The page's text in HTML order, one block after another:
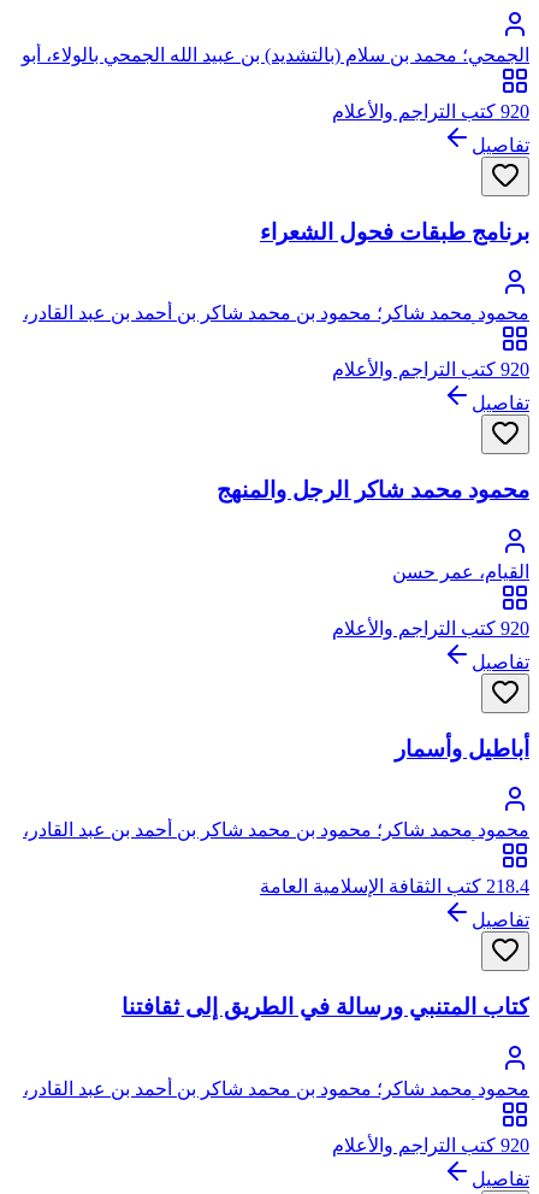
الجمحي؛ محمد بن سلام (بالتشديد) بن عبيد الله الجمحي بالولاء، أبو
عبد الله
920 كتب التراجم والأعلام
تفاصيل
برنامج طبقات فحول الشعراء
محمود محمد شاكر؛ محمود بن محمد شاكر بن أحمد بن عبد القادر،
من آل أبي علياء، يرفع نسبه إلى الحسين بن علي
920 كتب التراجم والأعلام
تفاصيل
محمود محمد شاكر الرجل والمنهج
القيام، عمر حسن
920 كتب التراجم والأعلام
تفاصيل
أباطيل وأسمار
محمود محمد شاكر؛ محمود بن محمد شاكر بن أحمد بن عبد القادر،
من آل أبي علياء، يرفع نسبه إلى الحسين بن علي
218.4 كتب الثقافة الإسلامية العامة
تفاصيل
كتاب المتنبي ورسالة في الطريق إلى ثقافتنا
محمود محمد شاكر؛ محمود بن محمد شاكر بن أحمد بن عبد القادر،
من آل أبي علياء، يرفع نسبه إلى الحسين بن علي
920 كتب التراجم والأعلام
تفاصيل